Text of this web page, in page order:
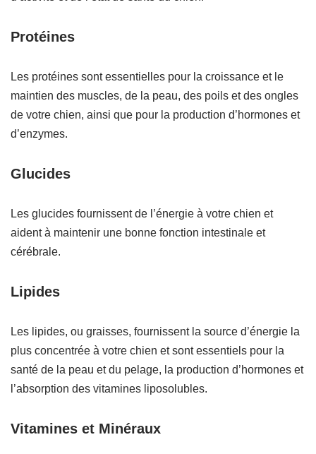
Protéines
Les protéines sont essentielles pour la croissance et le
maintien des muscles, de la peau, des poils et des ongles
de votre chien, ainsi que pour la production d’hormones et
d’enzymes.
Glucides
Les glucides fournissent de l’énergie à votre chien et
aident à maintenir une bonne fonction intestinale et
cérébrale.
Lipides
Les lipides, ou graisses, fournissent la source d’énergie la
plus concentrée à votre chien et sont essentiels pour la
santé de la peau et du pelage, la production d’hormones et
l’absorption des vitamines liposolubles.
Vitamines et Minéraux